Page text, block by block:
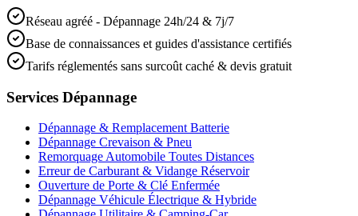
Réseau agréé - Dépannage 24h/24 & 7j/7
Base de connaissances et guides d'assistance certifiés
Tarifs réglementés sans surcoût caché & devis gratuit
Services Dépannage
Dépannage & Remplacement Batterie
Dépannage Crevaison & Pneu
Remorquage Automobile Toutes Distances
Erreur de Carburant & Vidange Réservoir
Ouverture de Porte & Clé Enfermée
Dépannage Véhicule Électrique & Hybride